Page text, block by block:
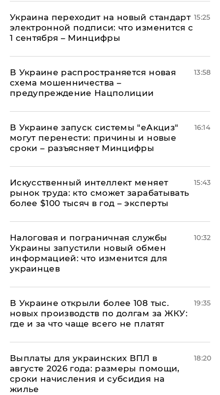
Украина переходит на новый стандарт
электронной подписи: что изменится с
1 сентября – Минцифры
15:25
В Украине распространяется новая
схема мошенничества –
предупреждение Нацполиции
13:58
В Украине запуск системы "еАкциз"
могут перенести: причины и новые
сроки – разъясняет Минцифры
16:14
Искусственный интеллект меняет
рынок труда: кто сможет зарабатывать
более $100 тысяч в год – эксперты
15:43
Налоговая и пограничная службы
Украины запустили новый обмен
информацией: что изменится для
украинцев
10:32
В Украине открыли более 108 тыс.
новых производств по долгам за ЖКУ:
где и за что чаще всего не платят
19:35
Выплаты для украинских ВПЛ в
августе 2026 года: размеры помощи,
сроки начисления и субсидия на
жилье
18:20